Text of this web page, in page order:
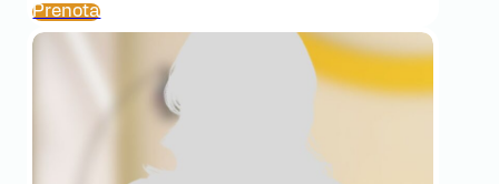
Prenota